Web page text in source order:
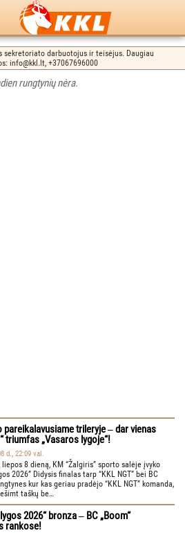
sekretoriato darbuotojus ir teisėjus. Daugiau
info@kkl.lt, +37067696000
rungtynių nėra.
pareikalavusiame trileryje ‒ dar vienas
triumfas „Vasaros lygoje“!
d., 22:09 val.
8 dieną, KM “Žalgiris” sporto salėje įvyko
2026” Didysis finalas tarp “KKL NGT” bei BC
kur kas geriau pradėjo “KKL NGT” komanda,
taškų be…
2026“ bronza ‒ BC „Boom“
rankose!